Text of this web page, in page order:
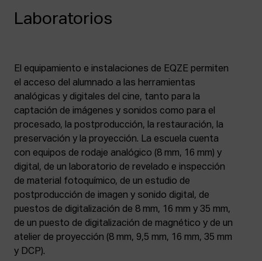
Laboratorios
El equipamiento e instalaciones de EQZE permiten
el acceso del alumnado a las herramientas
analógicas y digitales del cine, tanto para la
captación de imágenes y sonidos como para el
procesado, la postproducción, la restauración, la
preservación y la proyección. La escuela cuenta
con equipos de rodaje analógico (8 mm, 16 mm) y
digital, de un laboratorio de revelado e inspección
de material fotoquímico, de un estudio de
postproducción de imagen y sonido digital, de
puestos de digitalización de 8 mm, 16 mm y 35 mm,
de un puesto de digitalización de magnético y de un
atelier de proyección (8 mm, 9,5 mm, 16 mm, 35 mm
y DCP).